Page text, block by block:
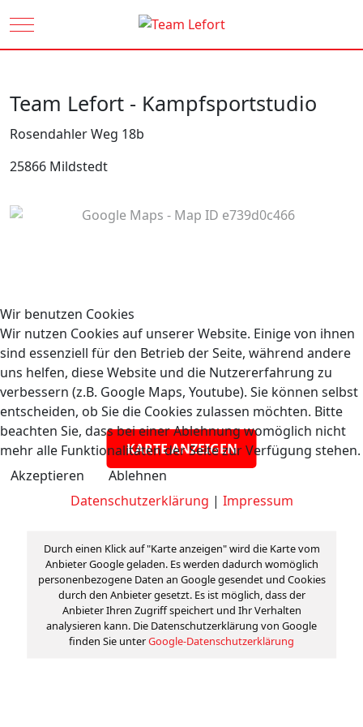
Mobile Menu Toggle
Team Lefort - Kampfsportstudio
Rosendahler Weg 18b
25866 Mildstedt
KARTE ANZEIGEN
Durch einen Klick auf "Karte anzeigen" wird die Karte vom
Anbieter Google geladen. Es werden dadurch womöglich
personenbezogene Daten an Google gesendet und Cookies
durch den Anbieter gesetzt. Es ist möglich, dass der
Anbieter Ihren Zugriff speichert und Ihr Verhalten
analysieren kann. Die Datenschutzerklärung von Google
finden Sie unterGoogle-Datenschutzerklärung
Wir benutzen Cookies
Wir nutzen Cookies auf unserer Website. Einige von ihnen
sind essenziell für den Betrieb der Seite, während andere
uns helfen, diese Website und die Nutzererfahrung zu
verbessern (z.B. Google Maps, Youtube). Sie können selbst
entscheiden, ob Sie die Cookies zulassen möchten. Bitte
beachten Sie, dass bei einer Ablehnung womöglich nicht
mehr alle Funktionalitäten der Seite zur Verfügung stehen.
Akzeptieren
Ablehnen
Datenschutzerklärung | Impressum